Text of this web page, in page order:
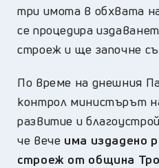
три имота в обхвата
се процедира
строеж и ще започне
По време на днешния
контрол министърът
развитие и
че вече има издадено
строеж от община